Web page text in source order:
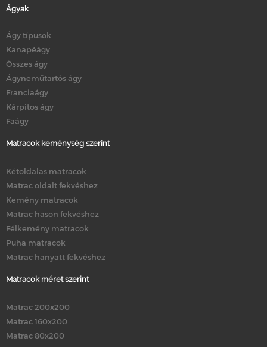
Ágyak
Ágy típusok
Kanapéágy
Összes ágy
Ágyneműtartós ágy
Franciaágy
Kárpitos ágy
Faágy
Matracok keménység szerint
Kétoldalas matracok
Matrac oldalt fekvéshez
Kemény matracok
Matrac hason fekvéshez
Félkemény matracok
Puha matracok
Matrac hanyatt fekvéshez
Matracok méret szerint
Matrac 200x200
Matrac 160x200
Matrac 80x200